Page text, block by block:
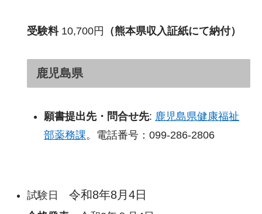
受験料10,700円 （熊本県収入証紙にて納付）
鹿児島県
願書提出先・問合せ先: 鹿児島県健康福祉
部薬務課。電話番号：099-286-2806
試験日 令和8年8月4日